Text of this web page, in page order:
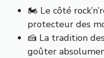
🏍️ Le côté
protecteur des
🍰 La tradition
goûter